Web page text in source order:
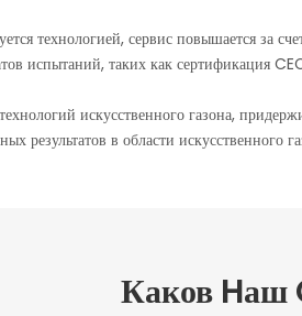
технологией, сервис повышается за
испытаний, таких как сертификация
искусственного газона,
результатов в области
Каков Hаш